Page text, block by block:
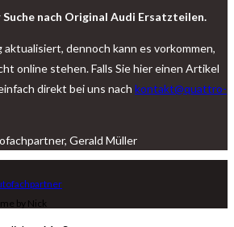
nach Original Audi Ersatzteilen.
dennoch kann es vorkommen,
online stehen. Falls Sie hier einen Artikel
direkt bei uns nach kontakt@quattro-
by Nick